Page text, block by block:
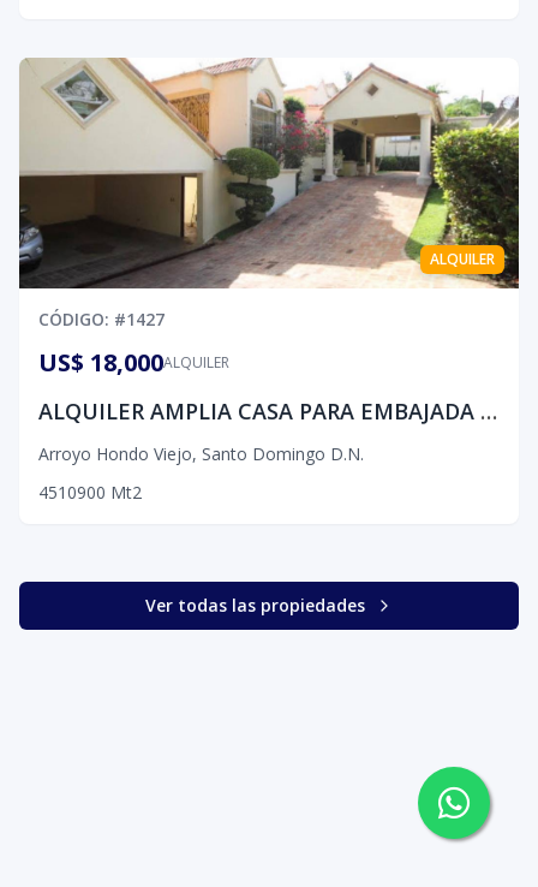
ALQUILER
CÓDIGO: #1427
ALQUILER
US$ 18,000
ALQUILER AMPLIA CASA PARA EMBAJADA O ALTO EJECUTIVO EMPRESARIAL
Arroyo Hondo Viejo, Santo Domingo D.N.
4510900 Mt2
Ver todas las propiedades